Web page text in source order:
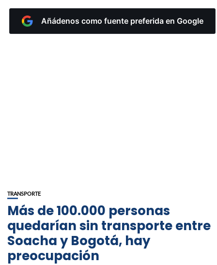
Añádenos como fuente preferida en Google
TRANSPORTE
Más de 100.000 personas
quedarían sin transporte entre
Soacha y Bogotá, hay
preocupación